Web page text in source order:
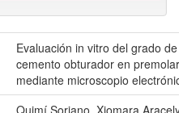
Evaluación in vitro del grado
cemento obturador en
mediante microscopio
Quimí Soriano, Xiomara